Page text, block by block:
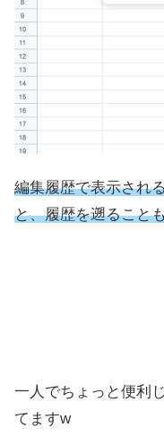
編集履歴で表示され
と、履歴を遡ること
一人でちょっと便利
てますw